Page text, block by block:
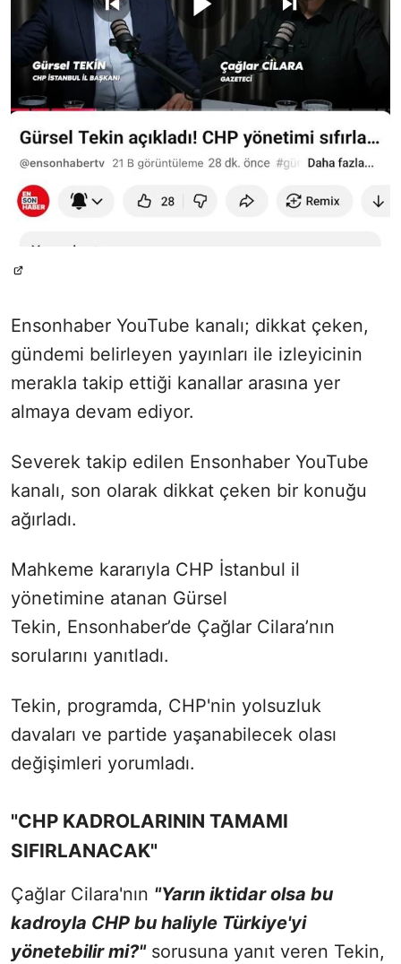
Ensonhaber YouTube kanalı; dikkat çeken,
gündemi belirleyen yayınları ile izleyicinin
merakla takip ettiği kanallar arasına yer
almaya devam ediyor.
Severek takip edilen Ensonhaber YouTube
kanalı, son olarak dikkat çeken bir konuğu
ağırladı.
Mahkeme kararıyla CHP İstanbul il
yönetimine atanan Gürsel
Tekin, Ensonhaber’de Çağlar Cilara’nın
sorularını yanıtladı.
Tekin, programda, CHP'nin yolsuzluk
davaları ve partide yaşanabilecek olası
değişimleri yorumladı.
"CHP KADROLARININ TAMAMI
SIFIRLANACAK"
Çağlar Cilara'nın "Yarın iktidar olsa bu
kadroyla CHP bu haliyle Türkiye'yi
yönetebilir mi?"sorusuna yanıt veren Tekin,